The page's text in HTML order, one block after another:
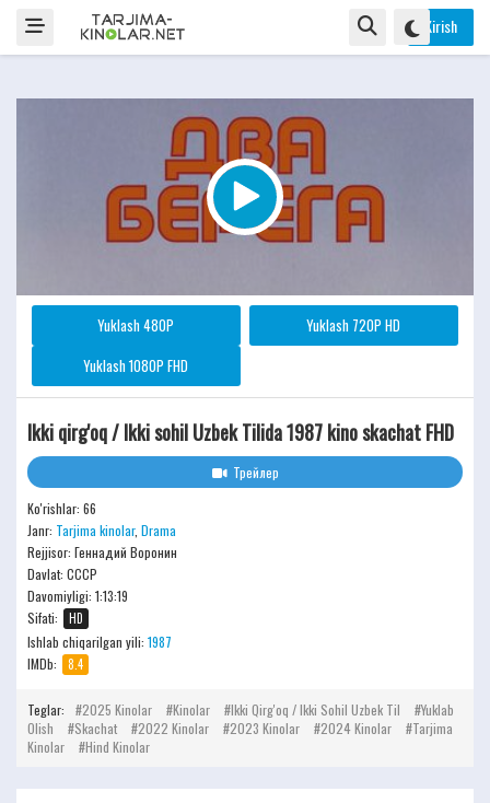
Kirish
Yuklash 480P
Yuklash 720P HD
Yuklash 1080P FHD
Ikki qirg'oq / Ikki sohil Uzbek Tilida 1987 kino skachat FHD
Трейлер
Ko'rishlar: 66
Janr: Tarjima kinolar, Drama
Rejjisor: Геннадий Воронин
Davlat: СССР
Davomiyligi: 1:13:19
Sifati:
HD
Ishlab chiqarilgan yili: 1987
IMDb:
8.4
Teglar: 2025 Kinolar Kinolar Ikki Qirg'oq / Ikki Sohil Uzbek Til
Yuklab
Olish
Skachat 2022 Kinolar 2023 Kinolar 2024 Kinolar
Tarjima
Kinolar
Hind Kinolar